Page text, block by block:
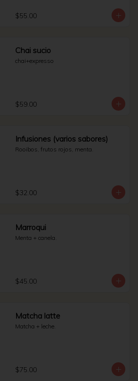
$55.00
Chai sucio
chai+expresso
$59.00
Infusiones (varios sabores)
Rooibos, frutos rojos, menta.
$32.00
Marroqui
Menta + canela.
$45.00
Matcha latte
Matcha + leche.
$75.00